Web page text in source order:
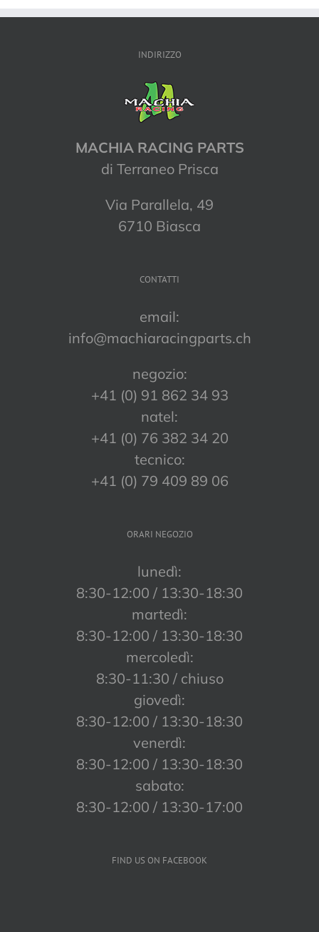
INDIRIZZO
MACHIA RACING PARTS
di Terraneo Prisca
Via Parallela, 49
6710 Biasca
CONTATTI
email:
info@machiaracingparts.ch
negozio:
+41 (0) 91 862 34 93
natel:
+41 (0) 76 382 34 20
tecnico:
+41 (0) 79 409 89 06
ORARI NEGOZIO
lunedì:
8:30-12:00 / 13:30-18:30
martedì:
8:30-12:00 / 13:30-18:30
mercoledì:
8:30-11:30 / chiuso
giovedì:
8:30-12:00 / 13:30-18:30
venerdì:
8:30-12:00 / 13:30-18:30
sabato:
8:30-12:00 / 13:30-17:00
FIND US ON FACEBOOK